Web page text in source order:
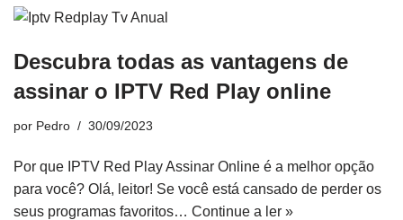
Descubra todas as vantagens de
assinar o IPTV Red Play online
por Pedro 30/09/2023
Por que IPTV Red Play Assinar Online é a melhor opção
para você? Olá, leitor! Se você está cansado de perder os
seus programas favoritos… Continue a ler »